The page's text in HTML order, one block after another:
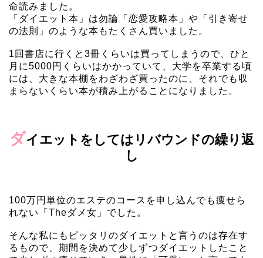
命読みました。
「ダイエット本」は勿論「恋愛攻略本」や「引き寄せ
の法則」のような本もたくさん買いました。
1回書店に行くと3冊くらいは買ってしまうので、ひと
月に5000円くらいはかかっていて、大学を卒業する頃
には、大きな本棚をわざわざ買ったのに、それでも収
まらないくらい本が積み上がることになりました。
ダイエットをしてはリバウンドの繰り返
し
100万円単位のエステのコースを申し込んでも痩せら
れない「Theダメ女」でした。
そんな私にもピッタリのダイエットと言うのは存在す
るもので、期間を決めて少しずつダイエットしたこと